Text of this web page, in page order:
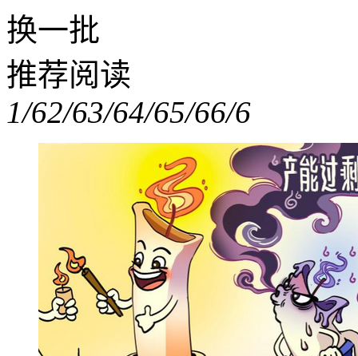
换一批
推荐阅读
1/62/63/64/65/66/6